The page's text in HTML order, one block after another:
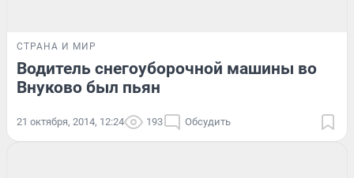
СТРАНА И МИР
Водитель снегоуборочной машины во
Внуково был пьян
21 октября, 2014, 12:24 193 Обсудить